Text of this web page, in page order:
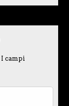
I campi